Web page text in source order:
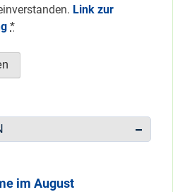
Link zur
*
im August